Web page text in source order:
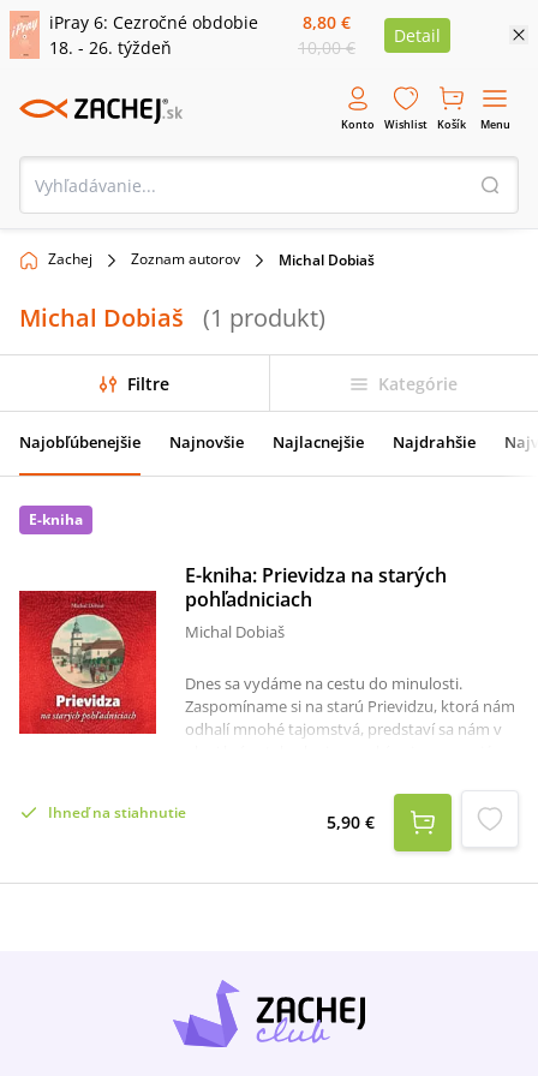
iPray 6: Cezročné obdobie
18. - 26. týždeň
8,80 €
10,00 €
Detail
Konto Wishlist Košík Menu
Zachej Zoznam autorov Michal Dobiaš
Michal Dobiaš (1 produkt)
Filtre Kategórie
Najobľúbenejšie Najnovšie Najlacnejšie Najdrahšie
E-kniha
E-kniha: Prievidza na starých
pohľadniciach
Michal Dobiaš
Dnes sa vydáme na cestu do minulosti.
Zaspomíname si na starú Prievidzu, ktorá nám
odhalí mnohé tajomstvá, predstaví sa nám v
svoj všedný život Prievidžana, smiali sa,
smútili, snívali aj plánovali. Stretneme ľudí, o
ktorých s nostalgiou hovoríme ako o minulých
ako bude vyzerať dnes, no stále vedia
Dobiaš zo svojej súkromnej zbierky. Každá z
pohľadníc má svoj príbeh. Rozpráva o tom,
kam sa podeli tie domčeky, polia, lúky i ľudia.
Už nie sú, a predsa ostali súčasťou mesta.
Ihneď na stiahnutie 5,90 €